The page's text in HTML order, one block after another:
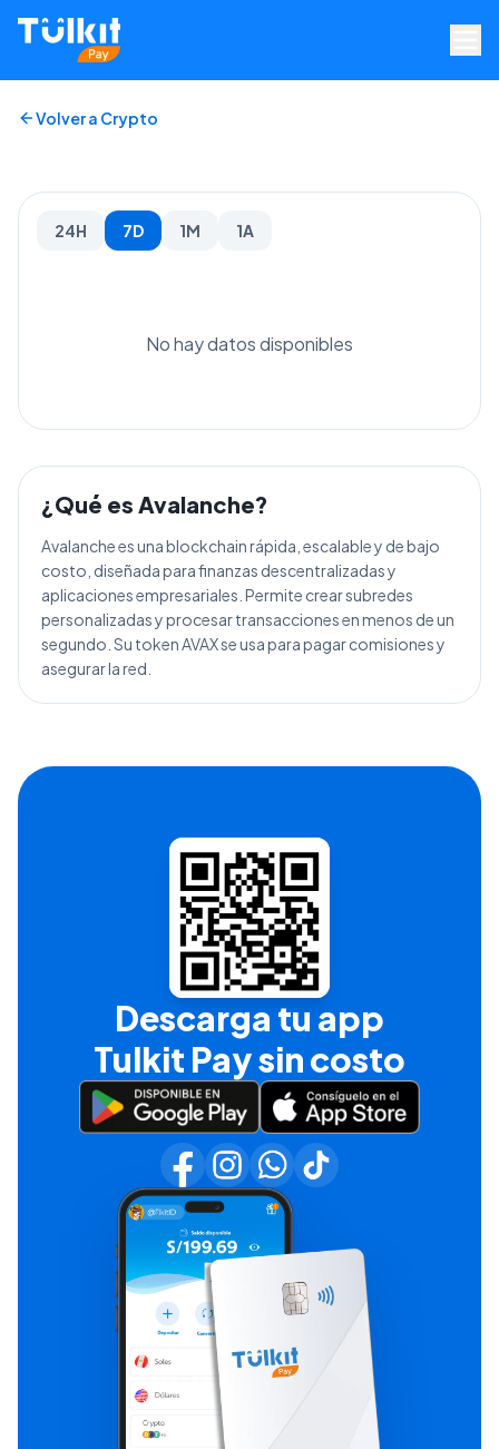
Volver a Crypto
24H 7D 1M 1A
No hay datos disponibles
¿Qué es Avalanche?
Avalanche es una blockchain rápida, escalable y de bajo
costo, diseñada para finanzas descentralizadas y
aplicaciones empresariales. Permite crear subredes
personalizadas y procesar transacciones en menos de un
segundo. Su token AVAX se usa para pagar comisiones y
asegurar la red.
Descarga tu app
Tulkit Pay sin costo